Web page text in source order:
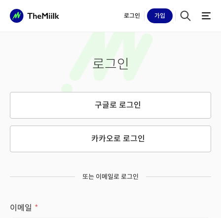
로그인 가입
로그인
구글로 로그인
카카오로 로그인
또는 이메일로 로그인
이메일